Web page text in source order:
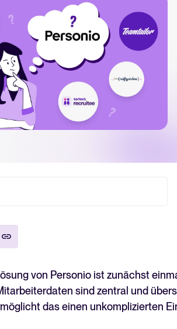
ROI-Rechner
Business Case für Tellent Recruitee und sehen Sie Ihre
auf das nächste Level zu bringen? Erfahren Sie mehr
und Nachteile
zu Personio in 2026
Modul von Personio das Richtige
von Personio ist zunächst
sind zentral und
das einen unkomplizierten